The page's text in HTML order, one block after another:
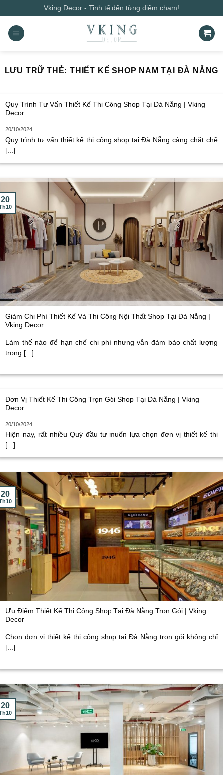
qua
nội
dung
Vking Decor - Tinh tế đến từng điểm chạm!
LƯU TRỮ THẺ:THIẾT KẾ SHOP NAM TẠI ĐÀ NẴNG
Quy Trình Tư Vấn Thiết Kế Thi Công Shop Tại Đà Nẵng | Vking
Decor
20/10/2024
Quy trình tư vấn thiết kế thi công shop tại Đà Nẵng càng chặt chẽ
[...]
Giảm Chi Phí Thiết Kế Và Thi Công Nội Thất Shop Tại Đà Nẵng |
Vking Decor
Làm thế nào để hạn chế chi phí nhưng vẫn đảm bảo chất lượng
trong [...]
20
Đơn Vị Thiết Kế Thi Công Trọn Gói Shop Tại Đà Nẵng | Vking
Decor
20/10/2024
Hiện nay, rất nhiều Quý đầu tư muốn lựa chọn đơn vị thiết kế thi
[...]
Ưu Điểm Thiết Kế Thi Công Shop Tại Đà Nẵng Trọn Gói | Vking
Decor
Chọn đơn vị thiết kế thi công shop tại Đà Nẵng trọn gói không chỉ
[...]
20
20